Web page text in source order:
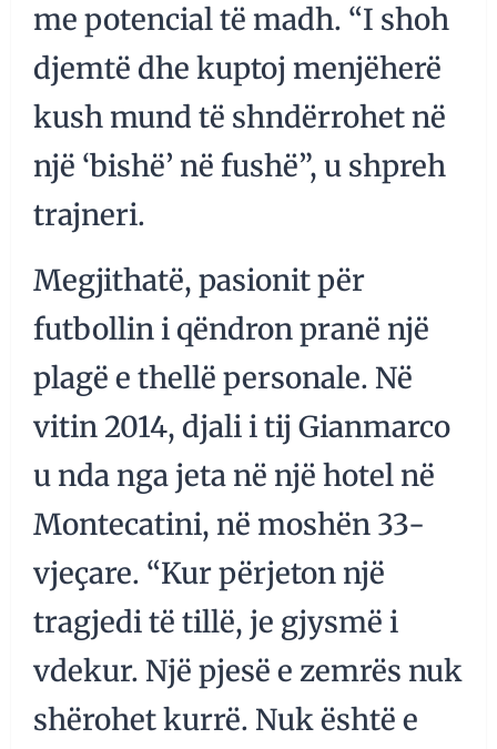
me potencial të madh. “I shoh
djemtë dhe kuptoj menjëherë
kush mund të shndërrohet në
një ‘bishë’ në fushë”, u shpreh
trajneri.
Megjithatë, pasionit për
futbollin i qëndron pranë një
plagë e thellë personale. Në
vitin 2014, djali i tij Gianmarco
u nda nga jeta në një hotel në
Montecatini, në moshën 33-
vjeçare. “Kur përjeton një
tragjedi të tillë, je gjysmë i
vdekur. Një pjesë e zemrës nuk
shërohet kurrë. Nuk është e